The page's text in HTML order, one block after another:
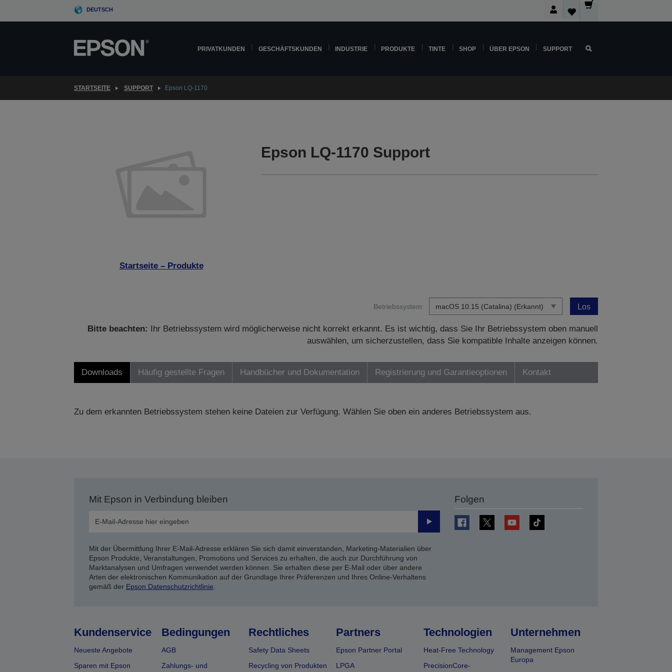
DEUTSCH
PRIVATKUNDEN GESCHÄFTSKUNDEN INDUSTRIE PRODUKTE TINTE SHOP ÜBER EPSON SUPPORT
STARTSEITE SUPPORT Epson LQ-1170
Startseite – Produkte
Epson LQ-1170 Support
Betriebssystem: Los
Bitte beachten:
Ihr Betriebssystem wird möglicherweise nicht korrekt erkannt. Es ist wichtig, dass Sie Ihr Betriebssystem oben manuell
auswählen, um sicherzustellen, dass Sie kompatible Inhalte anzeigen können.
Downloads Häufig gestellte Fragen Handbücher und Dokumentation Registrierung und Garantieoptionen Kontakt
Zu dem erkannten Betriebssystem stehen keine Dateien zur Verfügung. Wählen Sie oben ein anderes Betriebssystem aus.
Mit Epson in Verbindung bleiben
Senden
Mit der Übermittlung Ihrer E-Mail-Adresse erklären Sie sich damit einverstanden, Marketing-Materialien über
Epson Produkte, Veranstaltungen, Promotions und Services zu erhalten, die auch zur Durchführung von
Marktanalysen und Umfragen verwendet werden können. Sie erhalten diese per E-Mail oder über andere
Arten der elektronischen Kommunikation auf der Grundlage Ihrer Präferenzen und Ihres Online-Verhaltens
gemäß der Epson Datenschutzrichtlinie.
Folgen
Kundenservice
Neueste Angebote
Sparen mit Epson
Bedingungen
AGB
Zahlungs- und
Rechtliches
Safety Data Sheets
Recycling von Produkten
Partners
Epson Partner Portal
LPGA
Technologien
Heat-Free Technology
PrecisionCore-
Unternehmen
Management Epson
Europa